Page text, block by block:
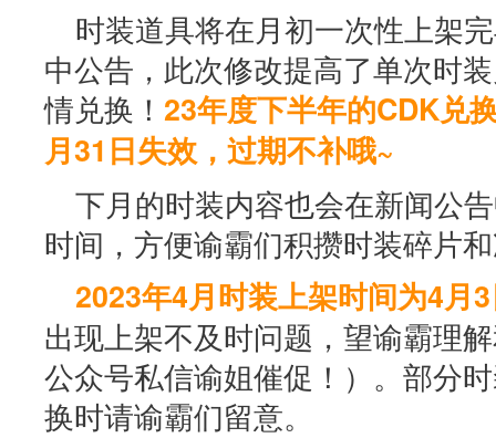
时装道具将在月初一次性上架
中公告，此次修改提高了单次时
情兑换！ 23年度下半年的CDK兑
月31日失效，过期不补哦~
下月的时装内容也会在新闻公
时间，方便谕霸们积攒时装碎片
2023年4月时装上架时间为4月
出现上架不及时问题，望谕霸理
公众号私信谕姐催促！）。部分
换时请谕霸们留意。